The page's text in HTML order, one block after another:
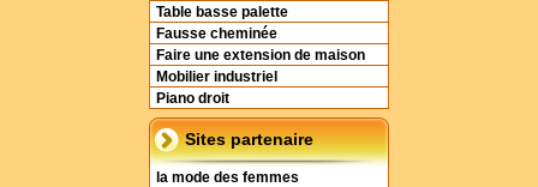
Table basse palette
Fausse cheminée
Faire une extension de maison
Mobilier industriel
Piano droit
Sites partenaire
la mode des femmes